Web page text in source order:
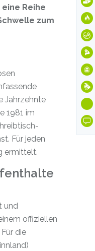
Reihe
zum
Jahrzehnte
1981 im
Für jeden
ermittelt.
und
offiziellen
die